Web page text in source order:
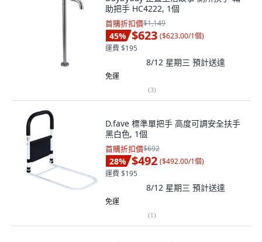
助把手 HC4222, 1個
首購折扣價$1,149
45% $623 ($623.00/1個)
運費 $195
8/12 星期三 預計送達
免運
(3)
D.fave 標準單把手 高度可調安全扶手
黑白色, 1個
首購折扣價$692
28% $492 ($492.00/1個)
運費 $195
8/12 星期三 預計送達
免運
(1)